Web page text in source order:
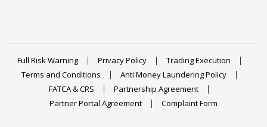
Full Risk Warning Privacy Policy
Trading Execution
Terms and Conditions
Anti Money Laundering Policy
FATCA & CRS
Partnership Agreement
Partner Portal Agreement
Complaint Form